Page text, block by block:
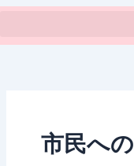
市民へ